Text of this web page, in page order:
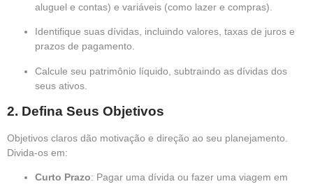
aluguel e contas) e variáveis (como lazer e compras).
Identifique suas dívidas, incluindo valores, taxas de juros e
prazos de pagamento.
Calcule seu patrimônio líquido, subtraindo as dívidas dos
seus ativos.
2. Defina Seus Objetivos
Objetivos claros dão motivação e direção ao seu planejamento.
Divida-os em:
Curto Prazo: Pagar uma dívida ou fazer uma viagem em